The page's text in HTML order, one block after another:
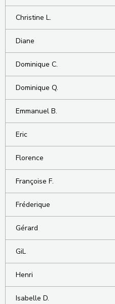
Christine L.
Diane
Dominique C.
Dominique Q.
Emmanuel B.
Eric
Florence
Françoise F.
Fréderique
Gérard
GiL
Henri
Isabelle D.